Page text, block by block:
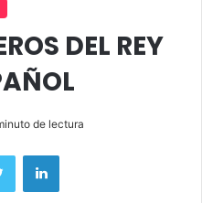
DEL REY
de lectura